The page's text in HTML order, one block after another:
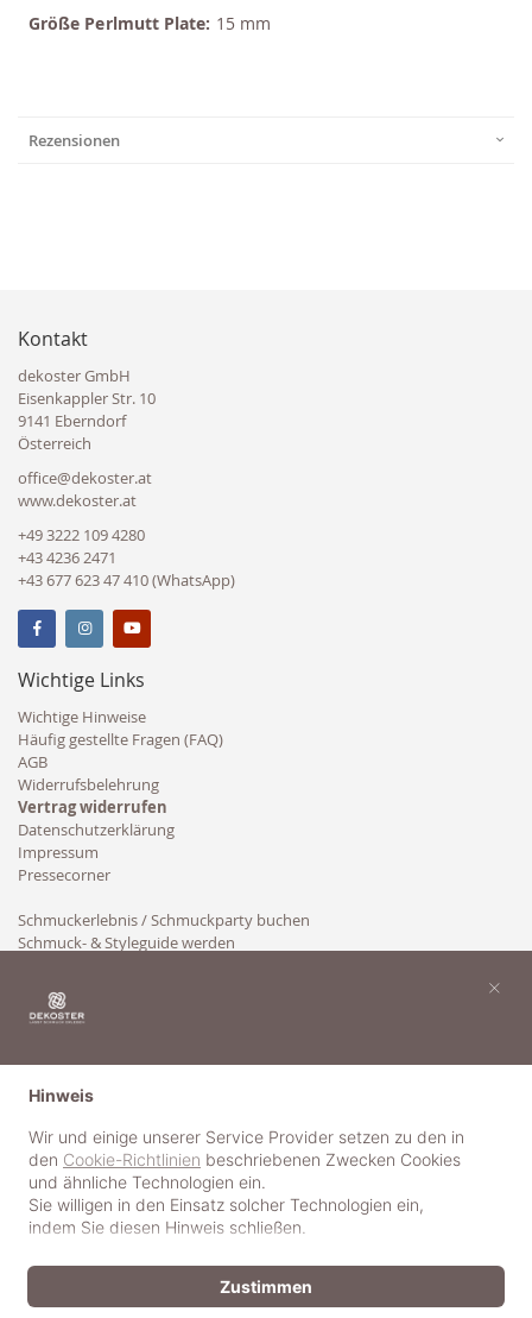
Größe Perlmutt Plate: 15 mm
Rezensionen
Kontakt
dekoster GmbH
Eisenkappler Str. 10
9141 Eberndorf
Österreich
office@dekoster.at
www.dekoster.at
+49 3222 109 4280
+43 4236 2471
+43 677 623 47 410 (WhatsApp)
Wichtige Links
Wichtige Hinweise
Häufig gestellte Fragen (FAQ)
AGB
Widerrufsbelehrung
Vertrag widerrufen
Datenschutzerklärung
Impressum
Pressecorner
Schmuckerlebnis / Schmuckparty buchen
Schmuck- & Styleguide werden
Hinweis
Wir und einige unserer Service Provider setzen zu den in
den Cookie-Richtlinien beschriebenen Zwecken Cookies
und ähnliche Technologien ein.
Sie willigen in den Einsatz solcher Technologien ein,
indem Sie diesen Hinweis schließen.
Zustimmen
×